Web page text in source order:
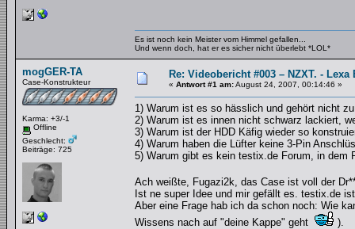
Es ist noch kein Meister vom Himmel gefallen...
Und wenn doch, hat er es sicher nicht überlebt *LOL*
mogGER-TA
Case-Konstrukteur
Karma: +3/-1
Offline
Geschlecht:
Beiträge: 725
Re: Videobericht #003 – NZXT. - Lexa
« Antwort #1 am:August 24, 2007, 00:14:46 »
1) Warum ist es so hässlich und gehört nicht
2) Warum ist es innen nicht schwarz lackiert,
3) Warum ist der HDD Käfig wieder so
4) Warum haben die Lüfter keine 3-Pin
5) Warum gibt es kein testix.de Forum, in dem
Ach weißte, Fugazi2k, das Case ist voll der
Ist ne super Idee und mir gefällt es. testix.de
Aber eine Frage hab ich da schon noch: Wie
Wissens nach auf "deine Kappe" geht
).